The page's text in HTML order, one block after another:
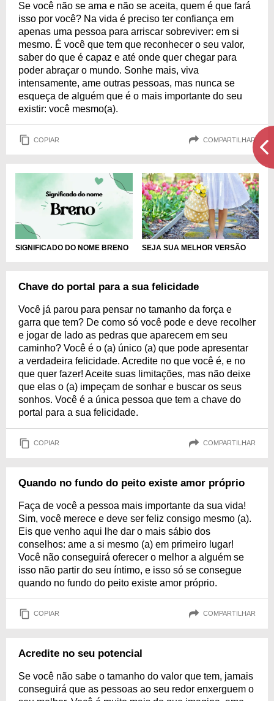
Se você não se ama e não se aceita, quem é que fará
isso por você? Na vida é preciso ter confiança em
apenas uma pessoa para arriscar sobreviver: em si
mesmo. É você que tem que reconhecer o seu valor,
saber do que é capaz e até onde quer chegar para
poder abraçar o mundo. Sonhe mais, viva
intensamente, ame outras pessoas, mas nunca se
esqueça de alguém que é o mais importante do seu
existir: você mesmo(a).
COPIAR COMPARTILHAR
SIGNIFICADO DO NOME BRENO SEJA SUA MELHOR VERSÃO
Chave do portal para a sua felicidade
Você já parou para pensar no tamanho da força e
garra que tem? De como só você pode e deve recolher
e jogar de lado as pedras que aparecem em seu
caminho? Você é o (a) único (a) que pode apresentar
a verdadeira felicidade. Acredite no que você é, e no
que quer fazer! Aceite suas limitações, mas não deixe
que elas o (a) impeçam de sonhar e buscar os seus
sonhos. Você é a única pessoa que tem a chave do
portal para a sua felicidade.
COPIAR COMPARTILHAR
Quando no fundo do peito existe amor próprio
Faça de você a pessoa mais importante da sua vida!
Sim, você merece e deve ser feliz consigo mesmo (a).
Eis que venho aqui lhe dar o mais sábio dos
conselhos: ame a si mesmo (a) em primeiro lugar!
Você não conseguirá oferecer o melhor a alguém se
isso não partir do seu íntimo, e isso só se consegue
quando no fundo do peito existe amor próprio.
COPIAR COMPARTILHAR
Acredite no seu potencial
Se você não sabe o tamanho do valor que tem, jamais
conseguirá que as pessoas ao seu redor enxerguem o